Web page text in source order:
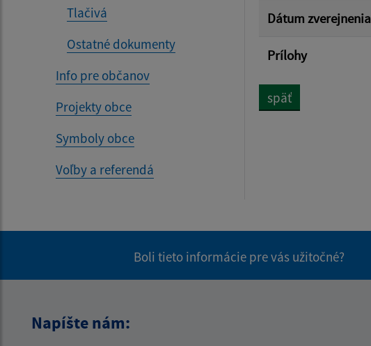
Tlačivá
Ostatné dokumenty
Info pre občanov
Projekty obce
Symboly obce
Voľby a referendá
Dátum zverejnenia
Prílohy
späť
Boli tieto informácie pre vás užitočné?
Napíšte nám: